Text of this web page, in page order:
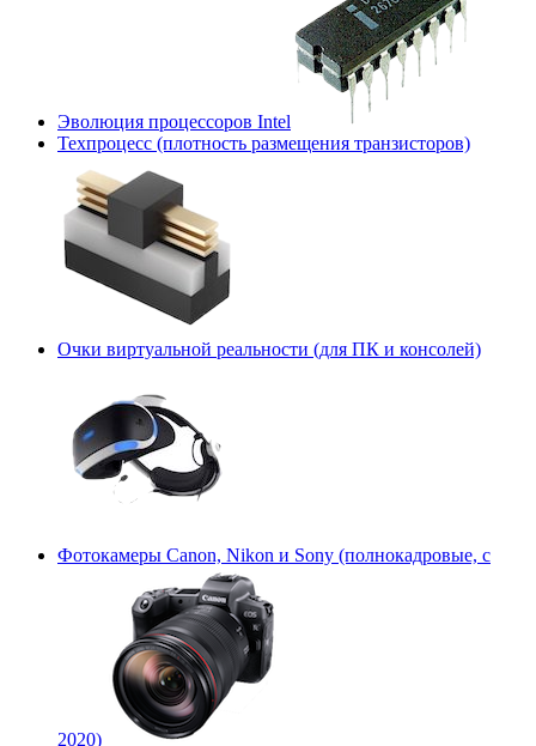
Эволюция процессоров Intel
Техпроцесс (плотность размещения транзисторов)
Очки виртуальной реальности (для ПК и консолей)
Фотокамеры Canon, Nikon и Sony (полнокадровые, с
2020)